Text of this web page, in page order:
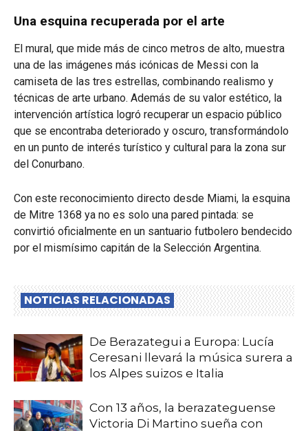
Una esquina recuperada por el arte
El mural, que mide más de cinco metros de alto, muestra
una de las imágenes más icónicas de Messi con la
camiseta de las tres estrellas, combinando realismo y
técnicas de arte urbano. Además de su valor estético, la
intervención artística logró recuperar un espacio público
que se encontraba deteriorado y oscuro, transformándolo
en un punto de interés turístico y cultural para la zona sur
del Conurbano.
Con este reconocimiento directo desde Miami, la esquina
de Mitre 1368 ya no es solo una pared pintada: se
convirtió oficialmente en un santuario futbolero bendecido
por el mismísimo capitán de la Selección Argentina.
NOTICIAS RELACIONADAS
De Berazategui a Europa: Lucía
Ceresani llevará la música surera a
los Alpes suizos e Italia
Con 13 años, la berazateguense
Victoria Di Martino sueña con